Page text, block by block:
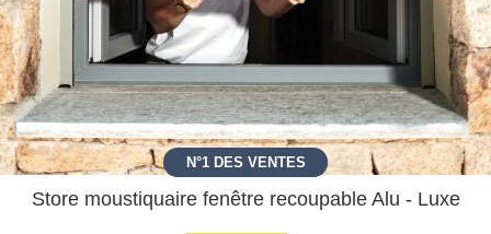
N°1 DES VENTES
Store moustiquaire fenêtre recoupable Alu - Luxe